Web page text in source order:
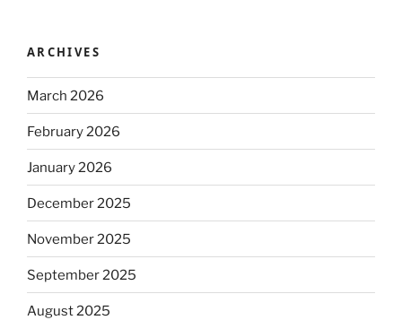
ARCHIVES
March 2026
February 2026
January 2026
December 2025
November 2025
September 2025
August 2025